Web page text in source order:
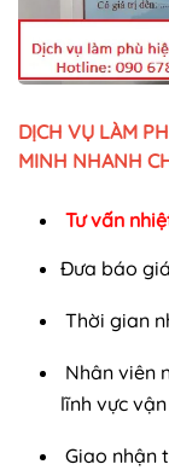
DỊCH VỤ LÀM
MINH NHANH
Tư vấn
Đưa báo
Thời gian
Nhân viên
lĩnh vực
Giao nhận